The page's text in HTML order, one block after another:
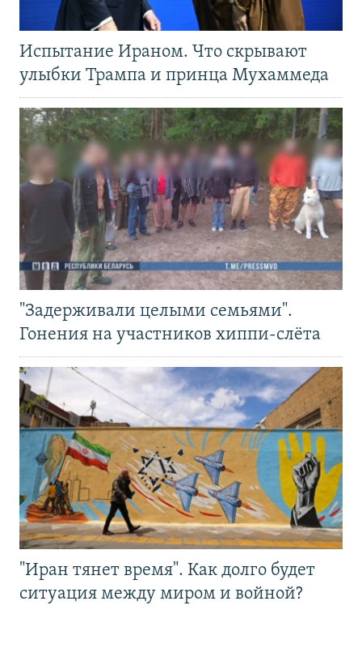
Испытание Ираном. Что скрывают
улыбки Трампа и принца Мухаммеда
"Задерживали целыми семьями".
Гонения на участников хиппи-слёта
"Иран тянет время". Как долго будет
ситуация между миром и войной?